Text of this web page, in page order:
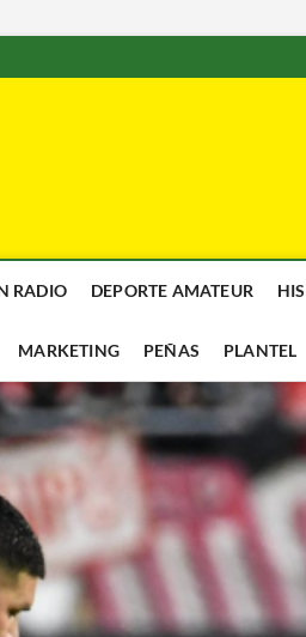
RADIO DEPORTE AMATEUR
MARKETING PEÑAS PLANTEL